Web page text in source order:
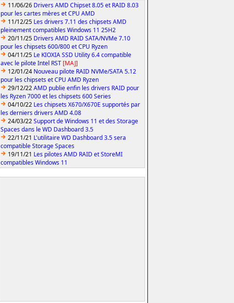
11/06/26 Drivers AMD Chipset 8.05 et RAID 8.03
pour les cartes mères et CPU AMD
11/12/25 Les drivers 7.11 des chipsets AMD
pleinement compatibles Windows 11 25H2
20/11/25 Drivers AMD RAID SATA/NVMe 7.10
pour les chipsets 600/800 et CPU Ryzen
04/11/25 Le KIOXIA SSD Utility 6.4 compatible
avec le pilote Intel RST [MAJ]
12/01/24 Nouveau pilote RAID NVMe/SATA 5.12
pour les chipsets et CPU AMD Ryzen
29/12/22AMD publie enfin les drivers RAID pour
les Ryzen 7000 et les chipsets 600 Series
04/10/22 Les chipsets X670/X670E supportés par
les derniers drivers AMD 4.08
24/03/22Support de Windows 11 et des Storage
Spaces dans le WD Dashboard 3.5
22/11/21 L'utilitaire WD Dashboard 3.5 sera
compatible Storage Spaces
19/11/21 Les pilotes AMD RAID et StoreMI
compatibles Windows 11